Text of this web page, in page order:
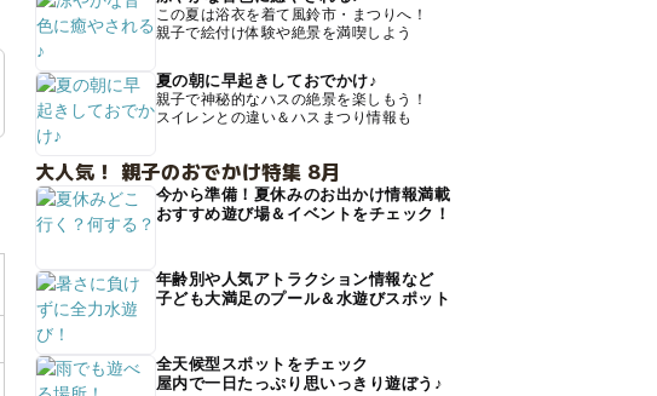
この夏は浴衣を着て風鈴市・まつりへ！
親子で絵付け体験や絶景を満喫しよう
夏の朝に早起きしておでかけ♪
親子で神秘的なハスの絶景を楽しもう！
スイレンとの違い＆ハスまつり情報も
大人気！ 親子のおでかけ特集 8月
今から準備！夏休みのお出かけ情報満載
おすすめ遊び場＆イベントをチェック！
年齢別や人気アトラクション情報など
子ども大満足のプール＆水遊びスポット
全天候型スポットをチェック
屋内で一日たっぷり思いっきり遊ぼう♪